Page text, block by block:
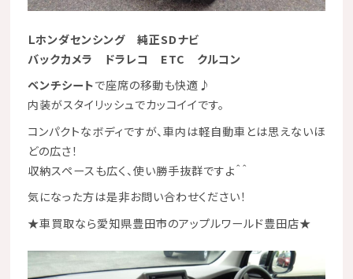
Ｌホンダセンシング純正SDナビ
バックカメラ
ドラレコ ETC
クルコン
ベンチシートで座席の移動も快適♪
内装がスタイリッシュでカッコイイです。
コンパクトなボディですが、車内は軽自動車とは思えないほ
どの広さ！
収納スペースも広く、使い勝手抜群ですよ＾＾
気になった方は是非お問い合わせください！
★車買取なら愛知県豊田市のアップルワールド豊田店★